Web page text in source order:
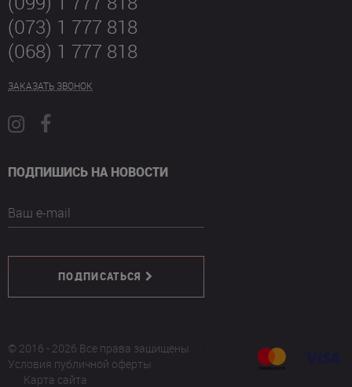
(073) 1 777 818
(068) 1 777 818
ЗАКАЗАТЬ ЗВОНОК
ПОДПИШИСЬ НА НОВОСТИ
Ваш e-mail
ПОДПИСАТЬСЯ
© 2016 - 2026 Все права защищены
Условия публичной оферты
Карта сайта